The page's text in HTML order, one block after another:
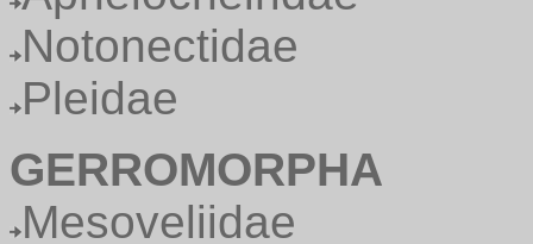
Notonectidae
Pleidae
GERROMORPHA
Mesoveliidae